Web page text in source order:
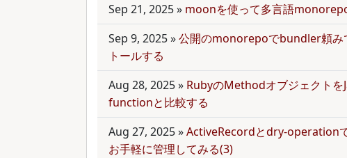
Sep 21, 2025» moonを使って多言語
Sep 9, 2025»公開のmonorepoでbundler頼み
トールする
Aug 28, 2025» RubyのMethodオブジェクトを
functionと比較する
Aug 27, 2025»ActiveRecordとdry-operation
お手軽に管理してみる(3)